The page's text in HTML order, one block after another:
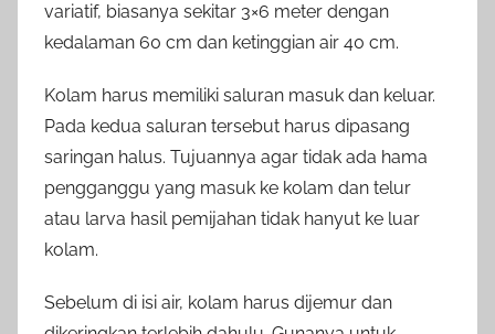
variatif, biasanya sekitar 3×6 meter dengan
kedalaman 60 cm dan ketinggian air 40 cm.
Kolam harus memiliki saluran masuk dan keluar.
Pada kedua saluran tersebut harus dipasang
saringan halus. Tujuannya agar tidak ada hama
pengganggu yang masuk ke kolam dan telur
atau larva hasil pemijahan tidak hanyut ke luar
kolam.
Sebelum di isi air, kolam harus dijemur dan